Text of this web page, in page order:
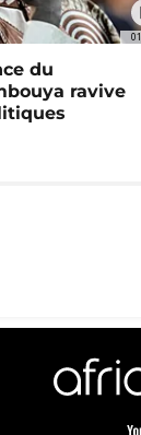
du
ravive